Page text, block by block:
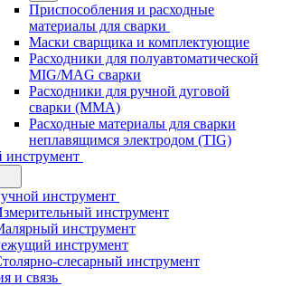
Приспособления и расходные
материалы для сварки
Маски сварщика и комплектующие
Расходники для полуавтоматической
MIG/MAG сварки
Расходники для ручной дуговой
сварки (MMA)
Расходные материалы для сварки
неплавящимся электродом (TIG)
инструмент
инструмент
инструмент
инструмент
инструмент
слесарный инструмент
и связь